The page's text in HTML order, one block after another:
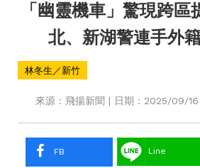
「幽靈機車」驚現跨
北、新湖警連手外
林冬生／新竹
來源：飛揚新聞 | 日期：2025/09/16
FB Line